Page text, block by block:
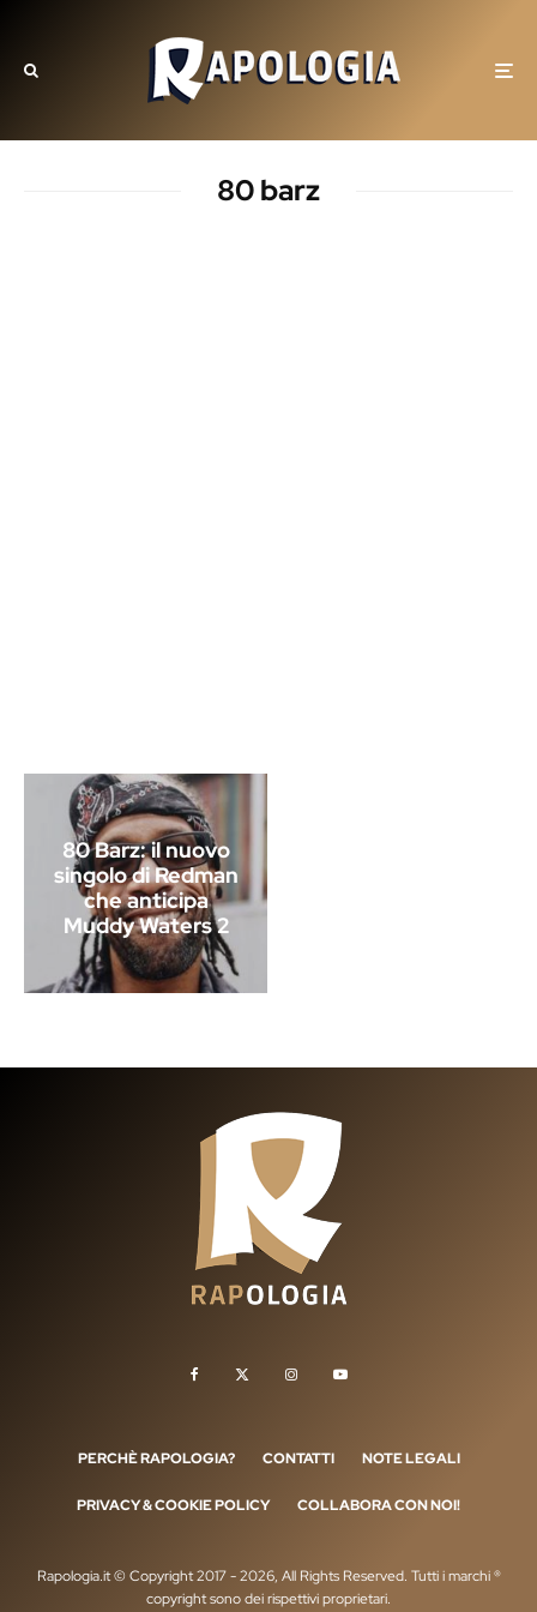
80 barz
80 Barz: il nuovo
singolo di Redman
che anticipa
Muddy Waters 2
PERCHÈ RAPOLOGIA? CONTATTI NOTE LEGALI
PRIVACY & COOKIE POLICY COLLABORA CON NOI!
Rapologia.it © Copyright 2017 - 2026, All Rights Reserved. Tutti i marchi ®
copyright sono dei rispettivi proprietari.